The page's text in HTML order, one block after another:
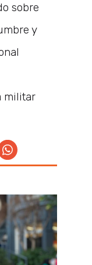
sobre
y
militar